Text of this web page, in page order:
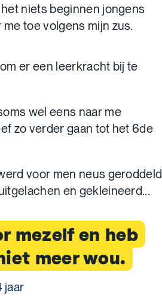
niets beginnen jongens
toe volgens mijn zus.
er een leerkracht bij te
wel eens naar me
zo verder gaan tot het 6de
voor men neus geroddeld
en gekleineerd...
mezelf en heb
meer wou.
jaar